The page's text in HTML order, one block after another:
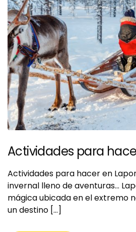
Actividades para
Actividades para hacer en
invernal lleno de aventuras…
mágica ubicada en el extremo
un destino […]